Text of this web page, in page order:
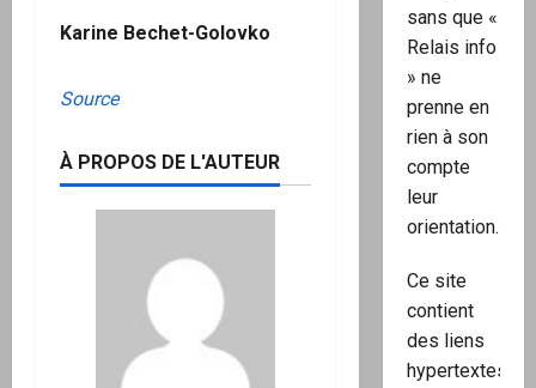
Karine Bechet-Golovko
Source
À PROPOS DE L'AUTEUR
sans que «
Relais info
» ne
prenne en
rien à son
compte
leur
orientation.
Ce site
contient
des liens
hypertextes